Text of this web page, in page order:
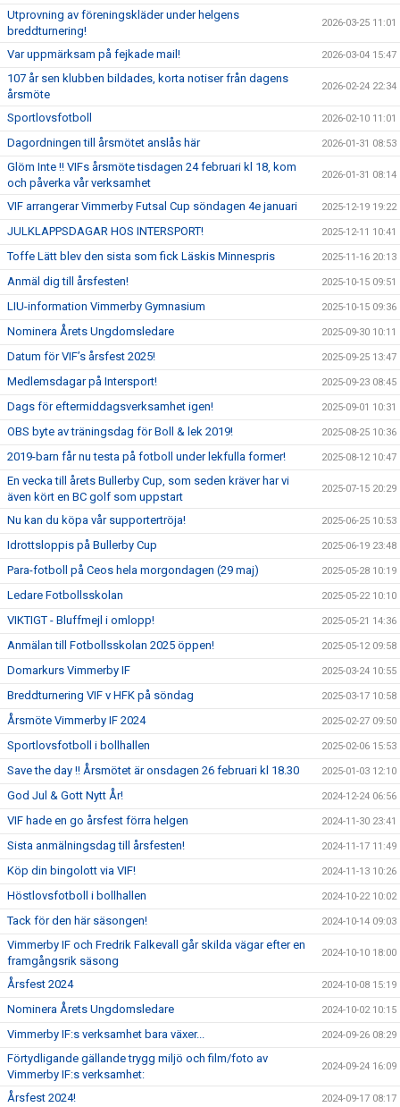
Utprovning av föreningskläder under helgens
breddturnering!
2026-03-25 11:01
Var uppmärksam på fejkade mail! 2026-03-04 15:47
107 år sen klubben bildades, korta notiser från dagens
årsmöte
2026-02-24 22:34
Sportlovsfotboll 2026-02-10 11:01
Dagordningen till årsmötet anslås här 2026-01-31 08:53
Glöm Inte !! VIFs årsmöte tisdagen 24 februari kl 18, kom
och påverka vår verksamhet
2026-01-31 08:14
VIF arrangerar Vimmerby Futsal Cup söndagen 4e januari 2025-12-19 19:22
JULKLAPPSDAGAR HOS INTERSPORT! 2025-12-11 10:41
Toffe Lätt blev den sista som fick Läskis Minnespris 2025-11-16 20:13
Anmäl dig till årsfesten! 2025-10-15 09:51
LIU-information Vimmerby Gymnasium 2025-10-15 09:36
Nominera Årets Ungdomsledare 2025-09-30 10:11
Datum för VIF’s årsfest 2025! 2025-09-25 13:47
Medlemsdagar på Intersport! 2025-09-23 08:45
Dags för eftermiddagsverksamhet igen! 2025-09-01 10:31
OBS byte av träningsdag för Boll & lek 2019! 2025-08-25 10:36
2019-barn får nu testa på fotboll under lekfulla former! 2025-08-12 10:47
En vecka till årets Bullerby Cup, som seden kräver har vi
även kört en BC golf som uppstart
2025-07-15 20:29
Nu kan du köpa vår supportertröja! 2025-06-25 10:53
Idrottsloppis på Bullerby Cup 2025-06-19 23:48
Para-fotboll på Ceos hela morgondagen (29 maj) 2025-05-28 10:19
Ledare Fotbollsskolan 2025-05-22 10:10
VIKTIGT - Bluffmejl i omlopp! 2025-05-21 14:36
Anmälan till Fotbollsskolan 2025 öppen! 2025-05-12 09:58
Domarkurs Vimmerby IF 2025-03-24 10:55
Breddturnering VIF v HFK på söndag 2025-03-17 10:58
Årsmöte Vimmerby IF 2024 2025-02-27 09:50
Sportlovsfotboll i bollhallen 2025-02-06 15:53
Save the day !! Årsmötet är onsdagen 26 februari kl 18.30 2025-01-03 12:10
God Jul & Gott Nytt År! 2024-12-24 06:56
VIF hade en go årsfest förra helgen 2024-11-30 23:41
Sista anmälningsdag till årsfesten! 2024-11-17 11:49
Köp din bingolott via VIF! 2024-11-13 10:26
Höstlovsfotboll i bollhallen 2024-10-22 10:02
Tack för den här säsongen! 2024-10-14 09:03
Vimmerby IF och Fredrik Falkevall går skilda vägar efter en
framgångsrik säsong
2024-10-10 18:00
Årsfest 2024 2024-10-08 15:19
Nominera Årets Ungdomsledare 2024-10-02 10:15
Vimmerby IF:s verksamhet bara växer... 2024-09-26 08:29
Förtydligande gällande trygg miljö och film/foto av
Vimmerby IF:s verksamhet:
2024-09-24 16:09
Årsfest 2024! 2024-09-17 08:17